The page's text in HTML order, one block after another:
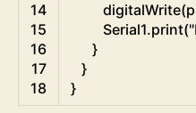
14
15
16
17
18
digitalWrite(
Serial1.print(
}
}
}